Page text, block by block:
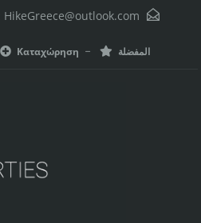
HikeGreece@outlook.com
المفضلة Καταχώρηση